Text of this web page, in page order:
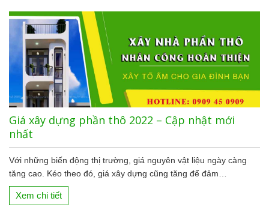
Giá xây dựng phần thô 2022 – Cập nhật mới
nhất
Với những biến động thị trường, giá nguyên vật liệu ngày càng
tăng cao. Kéo theo đó, giá xây dựng cũng tăng để đảm…
Xem chi tiết